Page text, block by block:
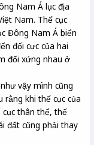
Nam Á lục địa
Nam. Thế cục
Đông Nam Á biển
đối cực của hai
đối xứng nhau ở
vậy mình cũng
khi thế cục của
thân thể, thế
đất cũng phải thay